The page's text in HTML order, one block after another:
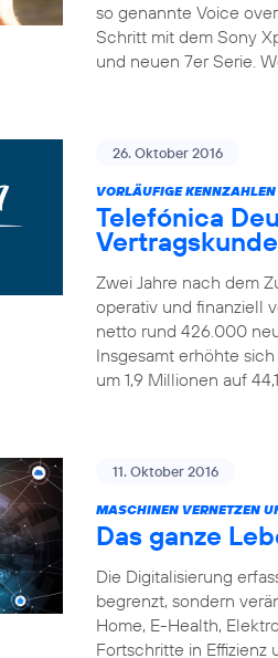
so genannte Voice
Schritt mit dem Sony
und neuen 7er Serie.
26. Oktober 2016
VORLÄUFIGE
Telefónica
Zwei Jahre nach dem
operativ und finanziell
netto rund 426.000
Insgesamt erhöhte
um 1,9 Millionen auf
11. Oktober 2016
MASCHINEN VERNETZEN
Das ganze
Die Digitalisierung
begrenzt, sondern
Home, E-Health,
Fortschritte in